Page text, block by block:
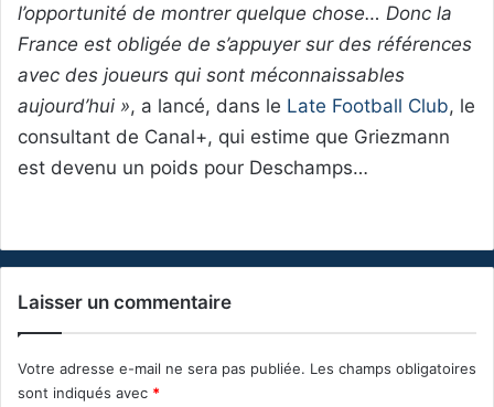
l’opportunité de montrer quelque chose… Donc la
France est obligée de s’appuyer sur des références
avec des joueurs qui sont méconnaissables
aujourd’hui », a lancé, dans le Late Football Club, le
consultant de Canal+, qui estime que Griezmann
est devenu un poids pour Deschamps…
Laisser un commentaire
Votre adresse e-mail ne sera pas publiée. Les champs obligatoires
sont indiqués avec *